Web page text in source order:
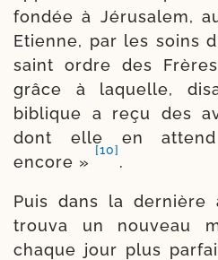
fon­dée à Jérusalem,
Etienne, par les soins
saint ordre des
grâce à laquelle,
biblique a reçu des
dont elle en
encore »
[10]
.
Puis dans la
trou­va un nou­veau
chaque jour plus